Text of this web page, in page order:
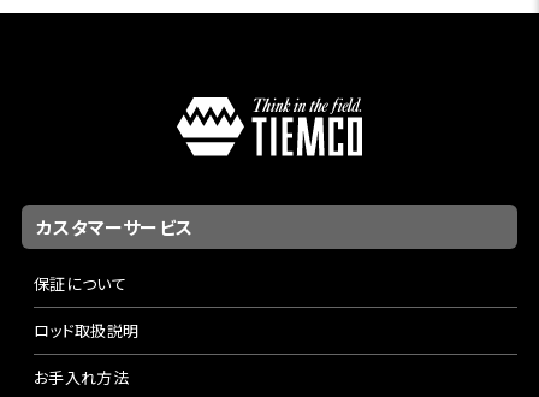
カスタマーサービス
保証について
ロッド取扱説明
お手入れ方法